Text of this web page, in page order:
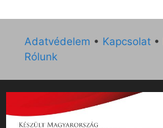
Adatvédelem • Kapcsolat •
Rólunk